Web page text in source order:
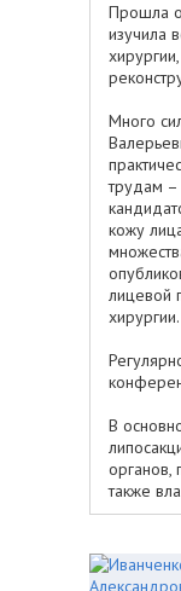
Прошла
изучила
Много
трудам –
кожу
лицевой
хирургии.
В
органов,
также